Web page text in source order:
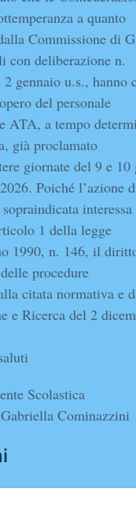
a quanto
Commissione di
con deliberazione n.
2 gennaio u.s., hanno
del personale
ATA, a tempo
già proclamato
giornate del 9 e
Poiché l’azione
1 della legge
1990, n. 146, il
procedure
citata normativa e
e Ricerca del 2
Scolastica
Cominazzini